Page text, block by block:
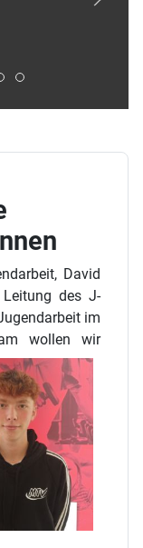
ONLINE-FANSHOP
- JETZT DEINENJETZT
ZUMBA & LIFT
GYM IST ÜBERALL!
SOMMERFERIEN:
KOSTENLOSES
David
des J-
im
wollen wir